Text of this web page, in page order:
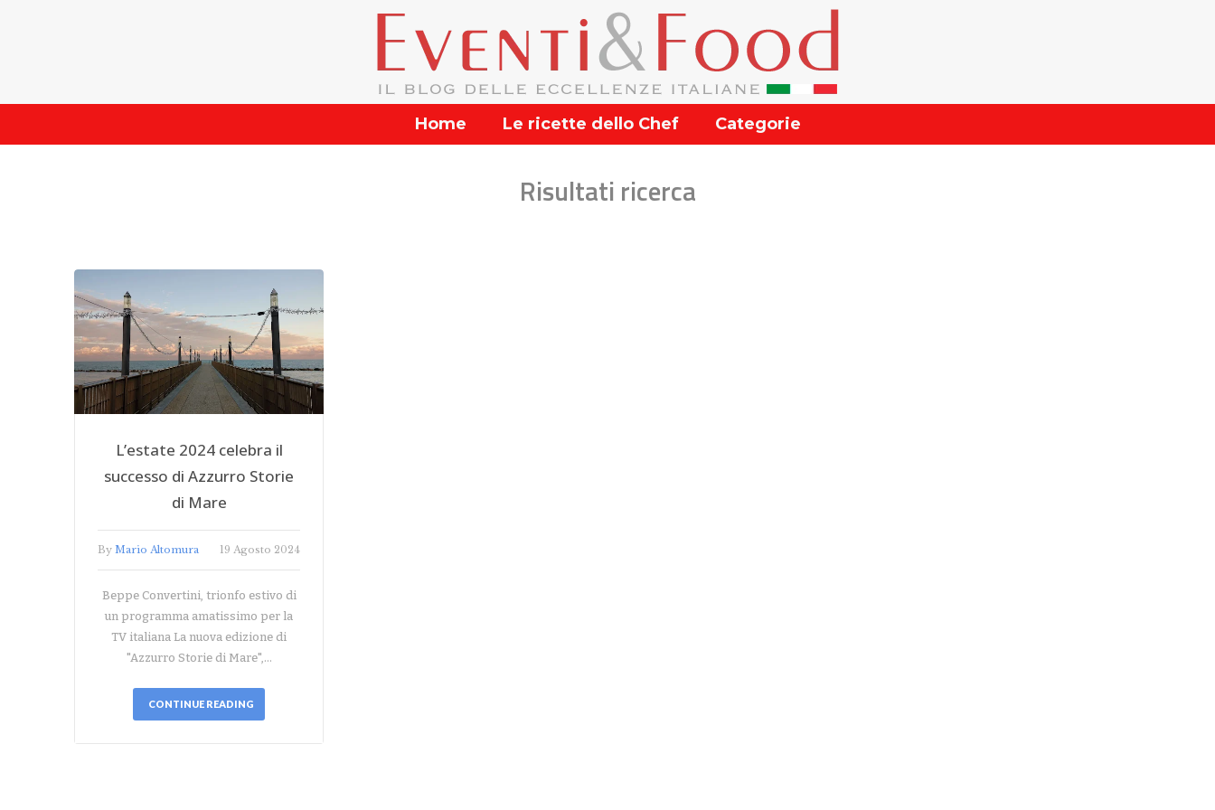
Home Le ricette dello Chef Categorie
Risultati ricerca
L’estate 2024 celebra il
successo di Azzurro Storie
di Mare
By Mario Altomura 19 Agosto 2024
Beppe Convertini, trionfo estivo di
un programma amatissimo per la
TV italiana La nuova edizione di
"Azzurro Storie di Mare",…
CONTINUE READING